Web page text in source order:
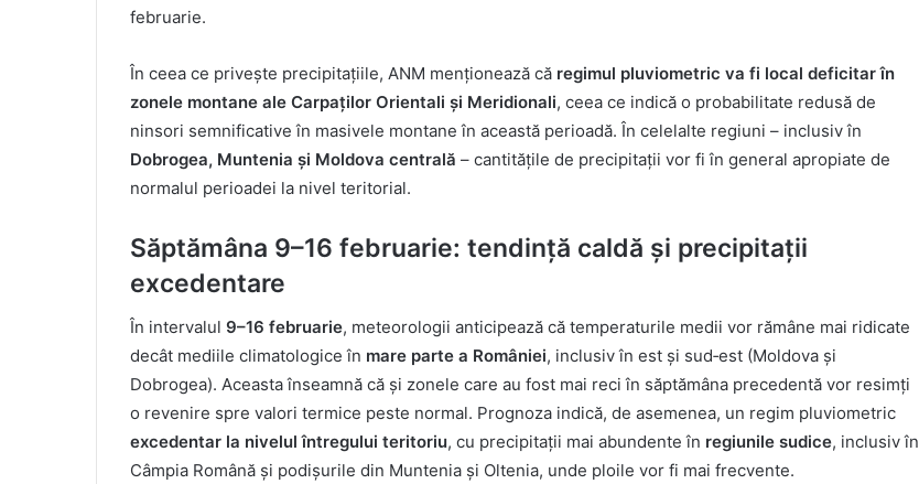
februarie.
În ceea ce privește precipitațiile, ANM menționează că regimul pluviometric va fi local deficitar în
zonele montane ale Carpaților Orientali și Meridionali, ceea ce indică o probabilitate redusă de
ninsori semnificative în masivele montane în această perioadă. În celelalte regiuni – inclusiv în
Dobrogea, Muntenia și Moldova centrală – cantitățile de precipitații vor fi în general apropiate de
normalul perioadei la nivel teritorial.
Săptămâna 9–16 februarie: tendință caldă și precipitații
excedentare
În intervalul 9–16 februarie, meteorologii anticipează că temperaturile medii vor rămâne mai ridicate
decât mediile climatologice în mare parte a României, inclusiv în est și sud‑est (Moldova și
Dobrogea). Aceasta înseamnă că și zonele care au fost mai reci în săptămâna precedentă vor resimți
o revenire spre valori termice peste normal. Prognoza indică, de asemenea, un regim pluviometric
excedentar la nivelul întregului teritoriu, cu precipitații mai abundente în regiunile sudice, inclusiv în
Câmpia Română și podișurile din Muntenia și Oltenia, unde ploile vor fi mai frecvente.